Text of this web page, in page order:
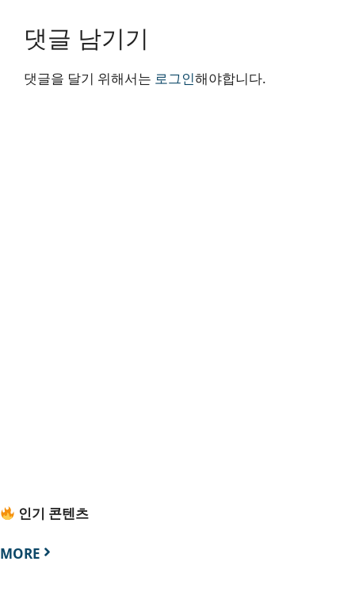
댓글 남기기
댓글을 달기 위해서는 로그인해야합니다.
인기 콘텐츠
MORE